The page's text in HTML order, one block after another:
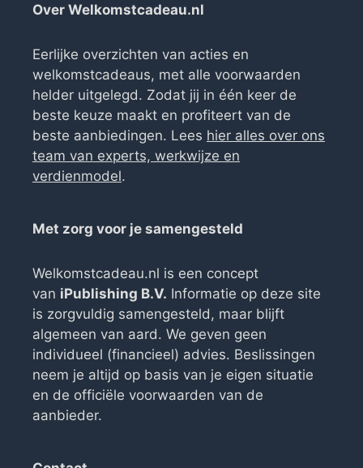
Over Welkomstcadeau.nl
Eerlijke overzichten van acties en
welkomstcadeaus, met alle voorwaarden
helder uitgelegd. Zodat jij in één keer de
beste keuze maakt en profiteert van de
beste aanbiedingen. Lees hier alles over ons
team van experts, werkwijze en
verdienmodel.
Met zorg voor je samengesteld
Welkomstcadeau.nl is een concept
van iPublishing B.V. Informatie op deze site
is zorgvuldig samengesteld, maar blijft
algemeen van aard. We geven geen
individueel (financieel) advies. Beslissingen
neem je altijd op basis van je eigen situatie
en de officiële voorwaarden van de
aanbieder.